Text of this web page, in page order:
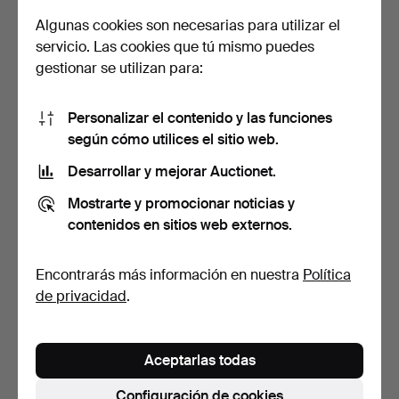
6 días
Estimación
6 días
Algunas cookies son necesarias para utilizar el
servicio. Las cookies que tú mismo puedes
gestionar se utilizan para:
Personalizar el contenido y las funciones
según cómo utilices el sitio web.
Desarrollar y mejorar Auctionet.
Mostrarte y promocionar noticias y
contenidos en sitios web externos.
Encontrarás más información en nuestra Política
de privacidad.
Aceptarlas todas